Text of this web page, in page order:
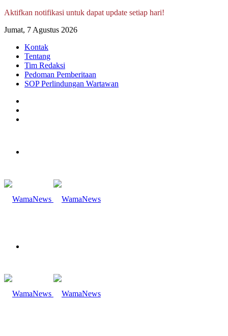
Aktifkan notifikasi untuk dapat update setiap hari!
Jumat, 7 Agustus 2026
Kontak
Tentang
Tim Redaksi
Pedoman Pemberitaan
SOP Perlindungan Wartawan